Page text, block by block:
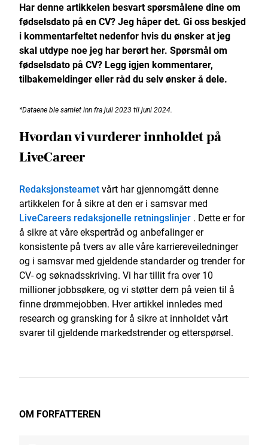
Har denne artikkelen besvart spørsmålene dine om
fødselsdato på en CV? Jeg håper det. Gi oss beskjed
i kommentarfeltet nedenfor hvis du ønsker at jeg
skal utdype noe jeg har berørt her. Spørsmål om
fødselsdato på CV? Legg igjen kommentarer,
tilbakemeldinger eller råd du selv ønsker å dele.
*Dataene ble samlet inn fra juli 2023 til juni 2024.
Hvordan vi vurderer innholdet på
LiveCareer
Redaksjonsteametvårt har gjennomgått denne
artikkelen for å sikre at den er i samsvar med
LiveCareers redaksjonelle retningslinjer . Dette er for
å sikre at våre ekspertråd og anbefalinger er
konsistente på tvers av alle våre karriereveiledninger
og i samsvar med gjeldende standarder og trender for
CV- og søknadsskriving. Vi har tillit fra over 10
millioner jobbsøkere, og vi støtter dem på veien til å
finne drømmejobben. Hver artikkel innledes med
research og gransking for å sikre at innholdet vårt
svarer til gjeldende markedstrender og etterspørsel.
OM FORFATTEREN